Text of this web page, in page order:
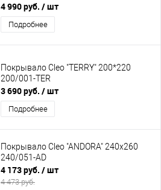
4 990 руб. / шт
Подробнее
Покрывало Cleo "TERRY" 200*220
200/001-TER
3 690 руб. / шт
Подробнее
Покрывало Cleo "ANDORA" 240х260
240/051-AD
4 173 руб. / шт
4 473 руб.